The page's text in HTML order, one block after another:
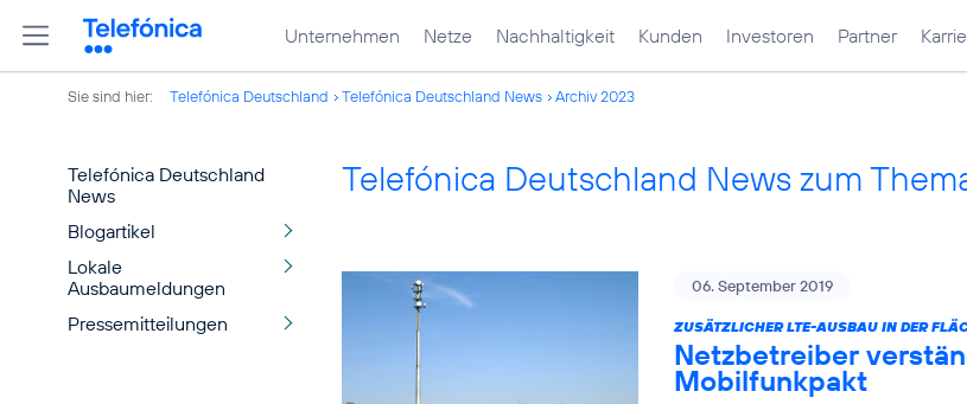
Unternehmen Netze Nachhaltigkeit Kunden Investoren Partner
Sie sind hier: Telefónica Deutschland Telefónica Deutschland News Archiv 2023
Telefónica Deutschland
News
Blogartikel
Lokale
Ausbaumeldungen
Pressemitteilungen
Telefónica Deutschland News zum
06. September 2019
ZUSÄTZLICHER LTE-AUSBAU IN DER
Netzbetreiber
Mobilfunkpakt